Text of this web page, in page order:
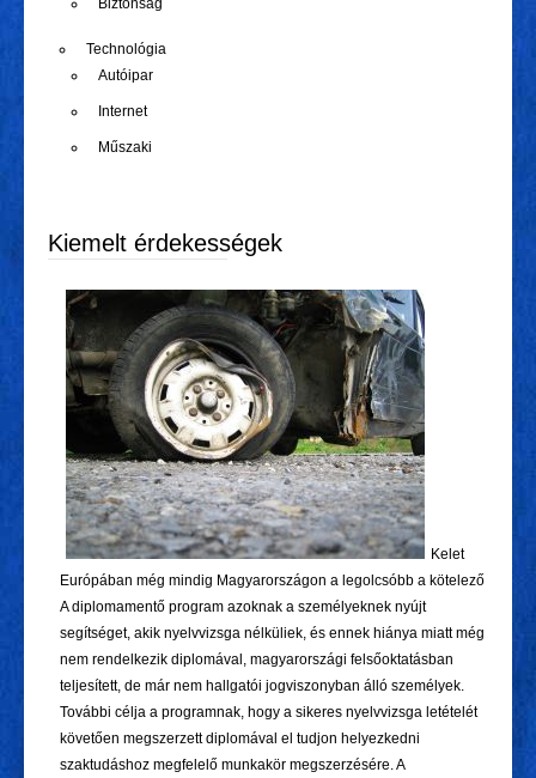
Biztonság
Technológia
Autóipar
Internet
Műszaki
Kiemelt érdekességek
Kelet
Európában még mindig Magyarországon a legolcsóbb a kötelező
A diplomamentő program azoknak a személyeknek nyújt
segítséget, akik nyelvvizsga nélküliek, és ennek hiánya miatt még
nem rendelkezik diplomával, magyarországi felsőoktatásban
teljesített, de már nem hallgatói jogviszonyban álló személyek.
További célja a programnak, hogy a sikeres nyelvvizsga letételét
követően megszerzett diplomával el tudjon helyezkedni
szaktudáshoz megfelelő munkakör megszerzésére. A